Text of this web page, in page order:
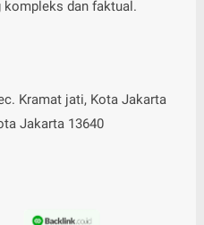
dan faktual.
Kramat jati, Kota Jakarta
Jakarta 13640